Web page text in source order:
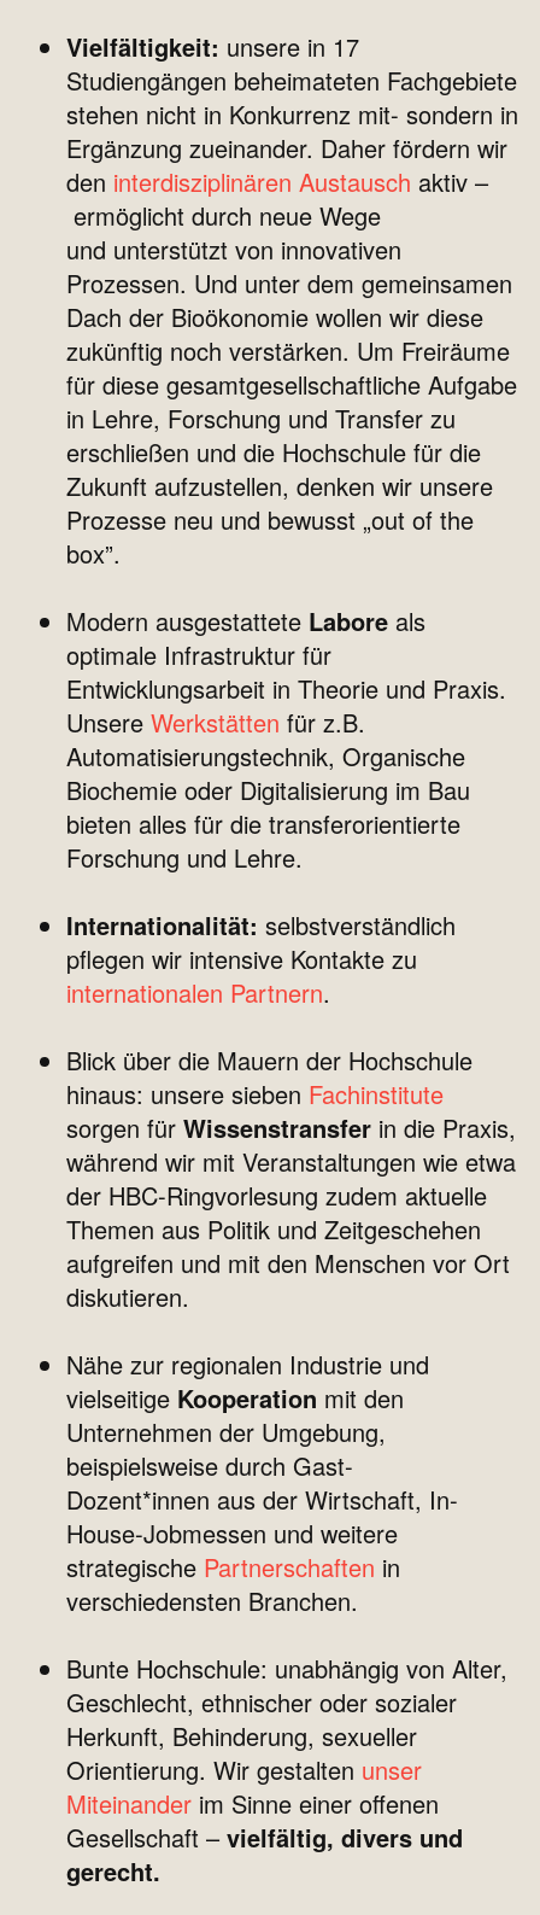
Vielfältigkeit: unsere in 17
Studiengängen beheimateten Fachgebiete
stehen nicht in Konkurrenz mit- sondern in
Ergänzung zueinander. Daher fördern wir
den interdisziplinären Austausch aktiv –
ermöglicht durch neue Wege
und unterstützt von innovativen
Prozessen. Und unter dem gemeinsamen
Dach der Bioökonomie wollen wir diese
zukünftig noch verstärken. Um Freiräume
für diese gesamtgesellschaftliche Aufgabe
in Lehre, Forschung und Transfer zu
erschließen und die Hochschule für die
Zukunft aufzustellen, denken wir unsere
Prozesse neu und bewusst „out of the
box”.
Modern ausgestattete Labore als
optimale Infrastruktur für
Entwicklungsarbeit in Theorie und Praxis.
Unsere Werkstätten für z.B.
Automatisierungstechnik, Organische
Biochemie oder Digitalisierung im Bau
bieten alles für die transferorientierte
Forschung und Lehre.
Internationalität: selbstverständlich
pflegen wir intensive Kontakte zu
internationalen Partnern.
Blick über die Mauern der Hochschule
hinaus: unsere sieben Fachinstitute
sorgen für Wissenstransfer in die Praxis,
während wir mit Veranstaltungen wie etwa
der HBC-Ringvorlesung zudem aktuelle
Themen aus Politik und Zeitgeschehen
aufgreifen und mit den Menschen vor Ort
diskutieren.
Nähe zur regionalen Industrie und
vielseitige Kooperation mit den
Unternehmen der Umgebung,
beispielsweise durch Gast-
Dozent*innen aus der Wirtschaft, In-
House-Jobmessen und weitere
strategische Partnerschaften in
verschiedensten Branchen.
Bunte Hochschule: unabhängig von Alter,
Geschlecht, ethnischer oder sozialer
Herkunft, Behinderung, sexueller
Orientierung. Wir gestalten unser
Miteinander im Sinne einer offenen
Gesellschaft – vielfältig, divers und
gerecht.